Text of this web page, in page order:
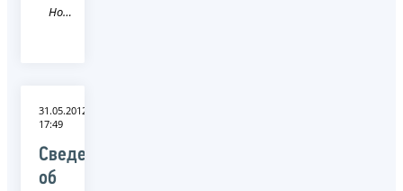
Новость
31.05.2012
17:49
Сведения
об